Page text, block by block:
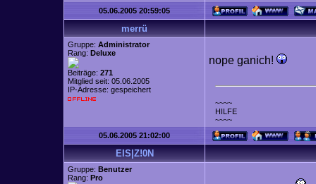
05.06.2005 20:59:05
merrü
Gruppe: Administrator
Rang: Deluxe
Beiträge: 271
Mitglied seit: 05.06.2005
IP-Adresse: gespeichert
nope ganich!
~~~~
HILFE
~~~~
05.06.2005 21:02:00
EIS|Z!0N
Gruppe: Benutzer
Rang: Pro